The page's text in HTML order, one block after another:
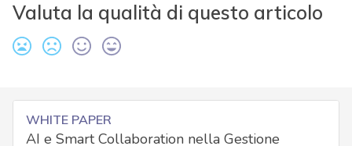
Valuta la qualità di questo articolo
WHITE PAPER
AI e Smart Collaboration nella Gestione